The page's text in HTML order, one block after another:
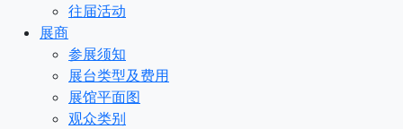
往届活动
展商
参展须知
展台类型及费用
展馆平面图
观众类别